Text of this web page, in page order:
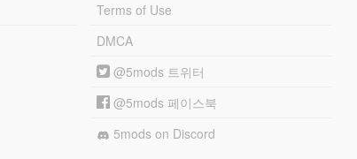
Terms of Use
DMCA
@5mods 트위터
@5mods 페이스북
5mods on Discord